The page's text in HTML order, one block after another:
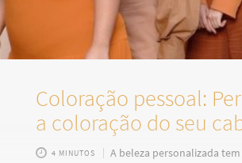
Coloração pessoal:
a coloração do seu
4 MINUTOS
A beleza personalizada